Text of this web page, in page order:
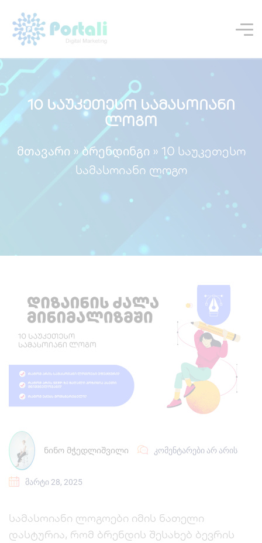
10 საუკეთესო სამასოიანი
ლოგო
მთავარი » ბრენდინგი » 10 საუკეთესო
სამასოიანი ლოგო
ᲜᲘᲜᲝ ᲛᲭᲔᲓᲚᲘᲨᲕᲘᲚᲘ ᲙᲝᲛᲔᲜᲢᲐᲠᲔᲑᲘ ᲐᲠ ᲐᲠᲘᲡ
ᲛᲐᲠᲢᲘ 28, 2025
სამასოიანი ლოგოები იმის ნათელი
დასტურია, რომ ბრენდის შესახებ ბევრის